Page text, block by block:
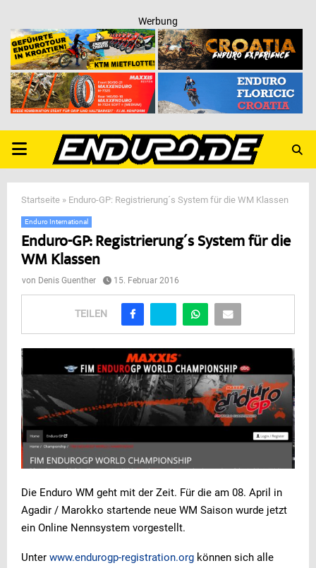
Werbung
PRIMARY
MENU
Startseite » Enduro-GP: Registrierung´s System für die WM Klassen
Enduro International
Enduro-GP: Registrierung´s System für die
WM Klassen
von Denis Guenther 15. Februar 2016
TEILEN
Die Enduro WM geht mit der Zeit. Für die am 08. April in
Agadir / Marokko startende neue WM Saison wurde jetzt
ein Online Nennsystem vorgestellt.
Unter www.endurogp-registration.org können sich alle